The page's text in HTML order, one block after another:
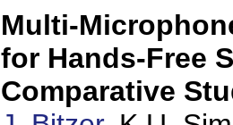
Multi-
for Hands-Free
Comparative